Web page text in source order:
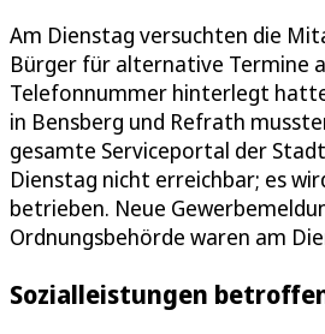
Am Dienstag versuchten die
Bürger für alternative Termine
Telefonnummer hinterlegt
in Bensberg und Refrath
gesamte Serviceportal der
Dienstag nicht erreichbar; es
betrieben. Neue
Ordnungsbehörde waren am
Sozialleistungen